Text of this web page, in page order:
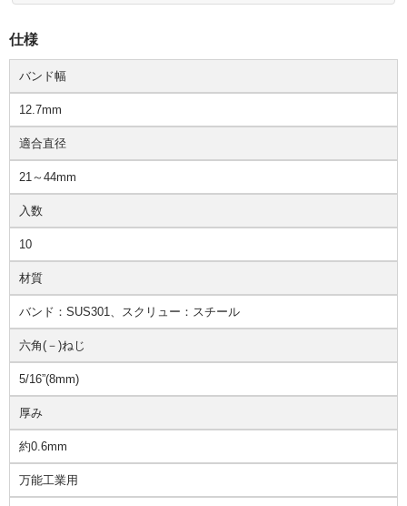
仕様
バンド幅
12.7mm
適合直径
21～44mm
入数
10
材質
バンド：SUS301、スクリュー：スチール
六角(－)ねじ
5/16”(8mm)
厚み
約0.6mm
万能工業用